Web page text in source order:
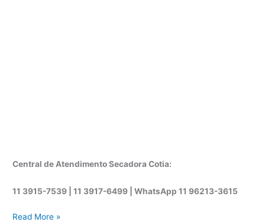
Central de Atendimento Secadora Cotia:
11 3915-7539 | 11 3917-6499 |WhatsApp11 96213-3615
A
Read More »